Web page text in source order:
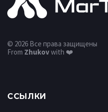
© 2026 Все права защищены
From Zhukovwith ❤️
ССЫЛКИ